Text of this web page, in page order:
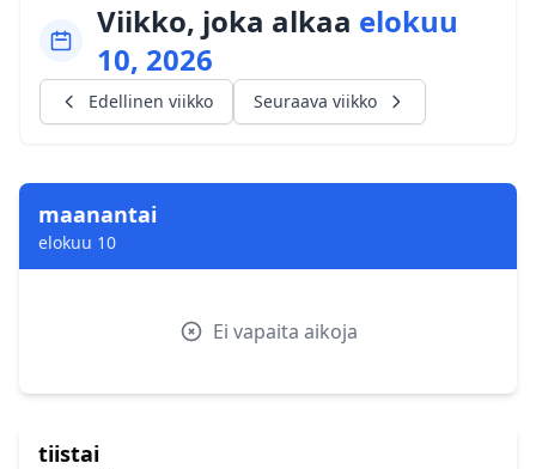
Viikko, joka alkaa elokuu
10, 2026
Edellinen viikko Seuraava viikko
maanantai
elokuu 10
Ei vapaita aikoja
tiistai